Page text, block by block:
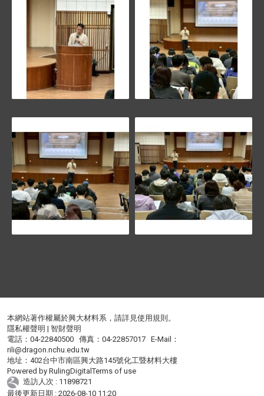
本網站著作權屬於興大材料系，請詳見使用規則 。
隱私權聲明 |智財聲明
電話：04-22840500 傳真：04-22857017 E-Mail：
rili@dragon.nchu.edu.tw
地址：402台中市南區興大路145號化工暨材料大樓
Powered byRulingDigitalTerms of use
造訪人次 : 11898721
最後更新日期 :2026-08-10 11:20